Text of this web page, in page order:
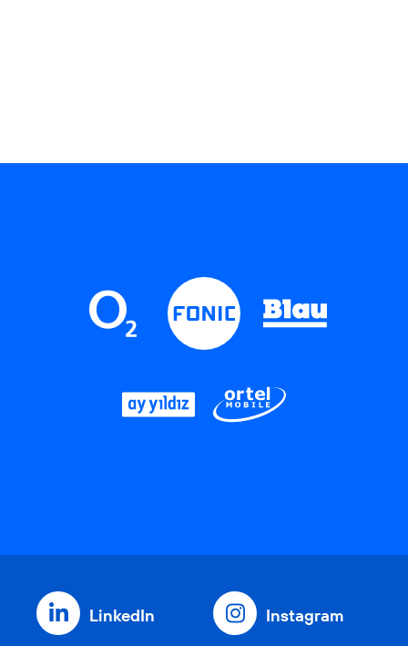
LinkedIn Instagram